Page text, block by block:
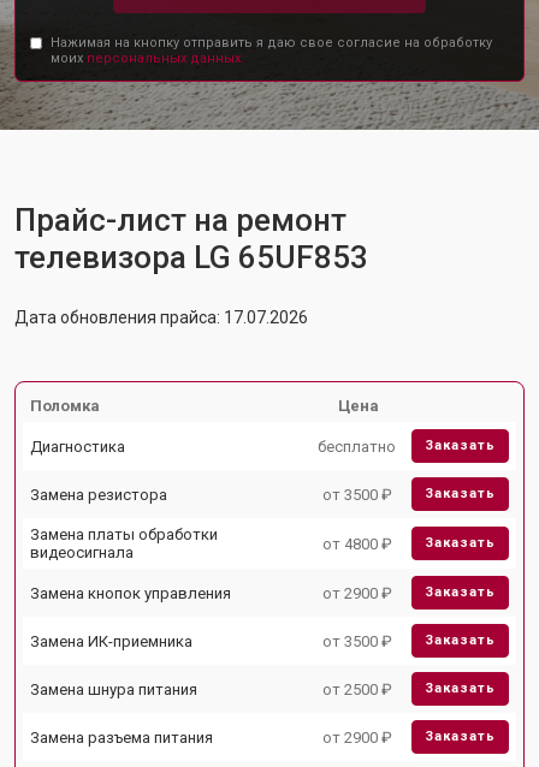
Нажимая на кнопку отправить я даю свое согласие на обработку
моих персональных данных.
Прайс-лист на ремонт
телевизора LG 65UF853
Дата обновления прайса: 17.07.2026
Поломка Цена
Диагностика бесплатно Заказать
Замена резистора от 3500 ₽ Заказать
Замена платы обработки
видеосигнала
от 4800 ₽ Заказать
Замена кнопок управления от 2900 ₽ Заказать
Замена ИК-приемника от 3500 ₽ Заказать
Замена шнура питания от 2500 ₽ Заказать
Замена разъема питания от 2900 ₽ Заказать